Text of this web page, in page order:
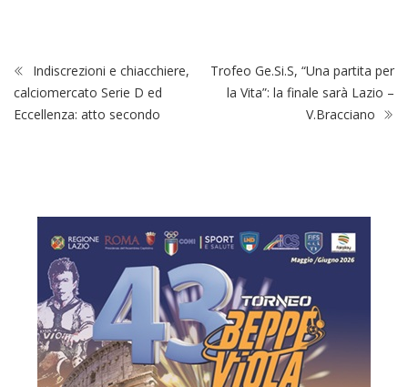
Indiscrezioni e chiacchiere,
calciomercato Serie D ed
Trofeo Ge.Si.S, “Una partita per
la Vita”: la finale sarà Lazio –